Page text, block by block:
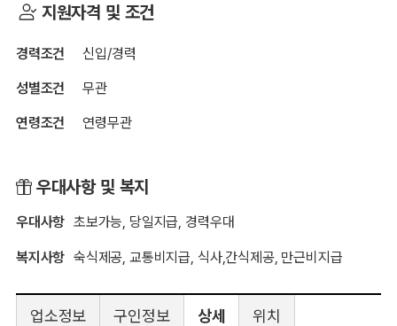
지원자격 및 조건
경력조건 신입/경력
성별조건 무관
연령조건 연령무관
우대사항 및 복지
우대사항 초보가능, 당일지급, 경력우대
복지사항 숙식제공, 교통비지급, 식사,간식제공, 만근비지급
업소정보 구인정보 상세 위치